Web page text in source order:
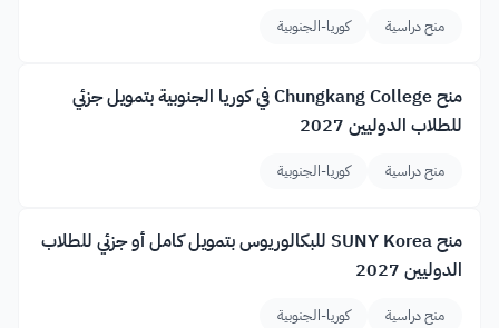
منح دراسية كوريا-الجنوبية
منح Chungkang College في كوريا الجنوبية بتمويل جزئي
للطلاب الدوليين 2027
منح دراسية كوريا-الجنوبية
منح SUNY Korea للبكالوريوس بتمويل كامل أو جزئي للطلاب
الدوليين 2027
منح دراسية كوريا-الجنوبية